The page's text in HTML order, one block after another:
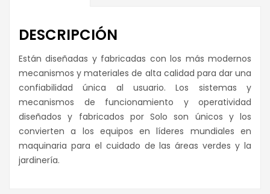
DESCRIPCIÓN
Están diseñadas y fabricadas con los más modernos
mecanismos y materiales de alta calidad para dar una
confiabilidad única al usuario. Los sistemas y
mecanismos de funcionamiento y operatividad
diseñados y fabricados por Solo son únicos y los
convierten a los equipos en líderes mundiales en
maquinaria para el cuidado de las áreas verdes y la
jardinería.